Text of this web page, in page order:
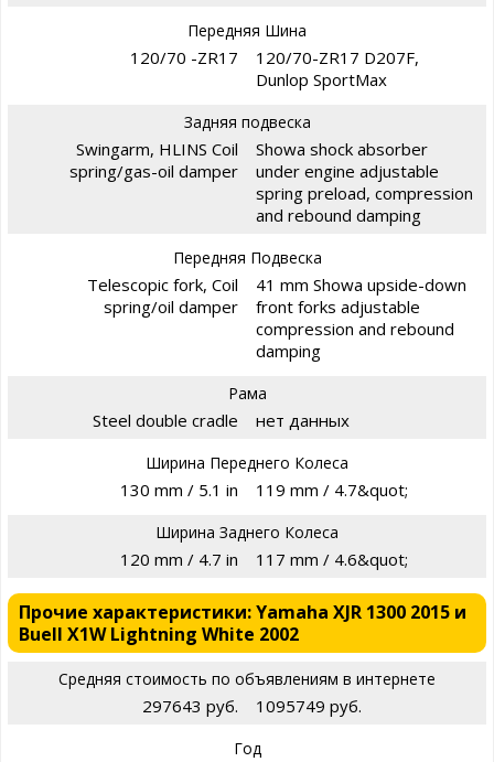
Передняя Шина
120/70 -ZR17
120/70-ZR17 D207F,
Dunlop SportMax
Задняя подвеска
Swingarm, HLINS Coil
spring/gas-oil damper
Showa shock absorber
under engine adjustable
spring preload, compression
and rebound damping
Передняя Подвеска
Telescopic fork, Coil
spring/oil damper
41 mm Showa upside-down
front forks adjustable
compression and rebound
damping
Рама
Steel double cradle нет данных
Ширина Переднего Колеса
130 mm / 5.1 in 119 mm / 4.7&quot;
Ширина Заднего Колеса
120 mm / 4.7 in 117 mm / 4.6&quot;
Прочие характеристики: Yamaha XJR 1300 2015 и
Buell X1W Lightning White 2002
Средняя стоимость по объявлениям в интернете
297643 руб. 1095749 руб.
Год